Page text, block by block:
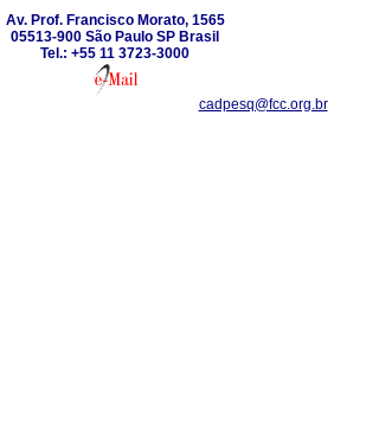
Av. Prof. Francisco Morato, 1565
05513-900 São Paulo SP Brasil
Tel.: +55 11 3723-3000
cadpesq@fcc.org.br